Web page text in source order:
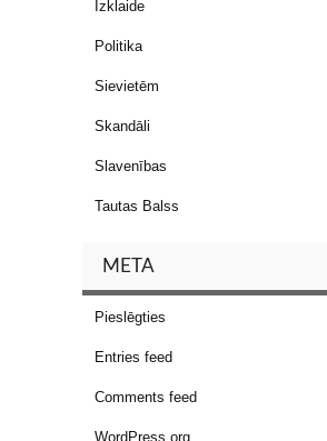
Izklaide
Politika
Sievietēm
Skandāli
Slavenības
Tautas Balss
META
Pieslēgties
Entries feed
Comments feed
WordPress.org